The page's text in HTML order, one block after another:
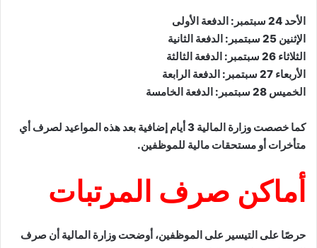
الأحد 24 سبتمبر: الدفعة الأولى
الإثنين 25 سبتمبر: الدفعة الثانية
الثلاثاء 26 سبتمبر: الدفعة الثالثة
الأربعاء 27 سبتمبر: الدفعة الرابعة
الخميس 28 سبتمبر: الدفعة الخامسة
كما خصصت وزارة المالية 3 أيام إضافية بعد هذه المواعيد لصرف أي
متأخرات أو مستحقات مالية للموظفين.
أماكن صرف المرتبات
حرصًا على التيسير على الموظفين، أوضحت وزارة المالية أن صرف